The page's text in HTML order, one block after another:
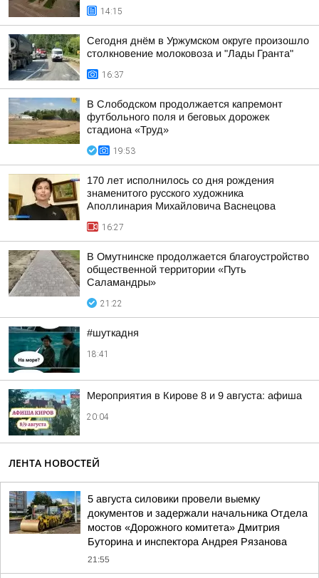
14:15
Сегодня днём в Уржумском округе произошло
столкновение молоковоза и "Лады Гранта"
16:37
В Слободском продолжается капремонт
футбольного поля и беговых дорожек
стадиона «Труд»
19:53
170 лет исполнилось со дня рождения
знаменитого русского художника
Аполлинария Михайловича Васнецова
16:27
В Омутнинске продолжается благоустройство
общественной территории «Путь
Саламандры»
21:22
#шуткадня
18:41
Мероприятия в Кирове 8 и 9 августа: афиша
20:04
ЛЕНТА НОВОСТЕЙ
5 августа силовики провели выемку
документов и задержали начальника Отдела
мостов «Дорожного комитета» Дмитрия
Буторина и инспектора Андрея Рязанова
21:55